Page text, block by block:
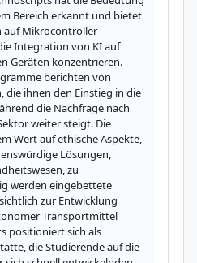
Bereich erkannt und bietet
auf Mikrocontroller-
Integration von KI auf
Geräten konzentrieren.
berichten von
die ihnen den Einstieg in die
die Nachfrage nach
weiter steigt. Die
Wert auf ethische Aspekte,
Lösungen,
zu
werden eingebettete
zur Entwicklung
Transportmittel
positioniert sich als
die Studierende auf die